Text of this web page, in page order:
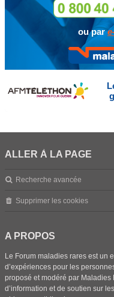
ou par
ALLER À LA PAGE
Recherche avancée
Supprimer les cookies
A PROPOS
Le Forum maladies rares est un
d’expériences pour les
proposé et modéré par Maladies
d’information et de soutien sur